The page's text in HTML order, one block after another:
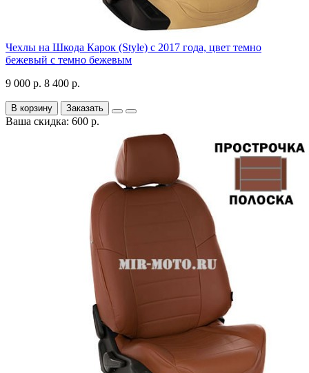
Чехлы на Шкода Карок (Style) с 2017 года, цвет темно
бежевый с темно бежевым
9 000 р. 8 400 р.
В корзину Заказать
Ваша скидка: 600 р.